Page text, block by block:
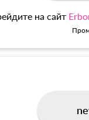
на сайт